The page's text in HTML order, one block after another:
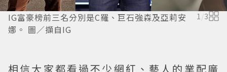
IG富豪榜前三名分別是C羅、巨石強森及亞莉安
娜。 圖／擷自IG
1/3
相信大家都看過不少網紅、藝人的業配廣